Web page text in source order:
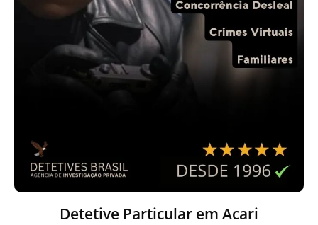
Detetive Particular em Acari